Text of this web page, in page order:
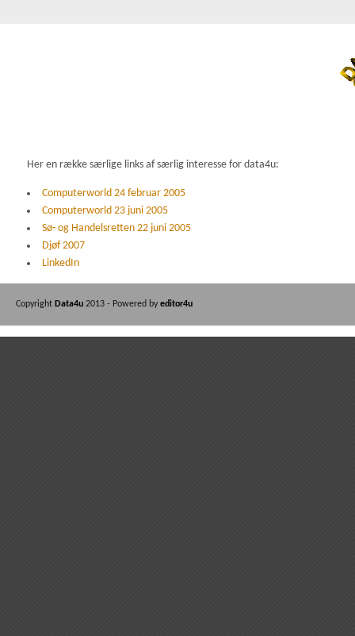
Her en række særlige links af særlig interesse for data4u:
Computerworld 24 februar 2005
Computerworld 23 juni 2005
Sø- og Handelsretten 22 juni 2005
Djøf 2007
LinkedIn
Copyright Data4u 2013 - Powered by editor4u